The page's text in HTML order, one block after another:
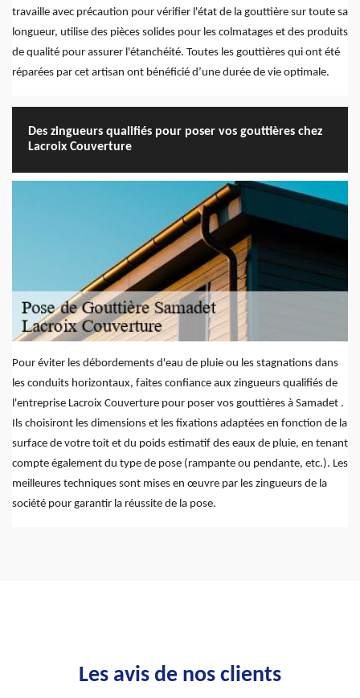
travaille avec précaution pour vérifier l'état de la gouttière sur toute sa
longueur, utilise des pièces solides pour les colmatages et des produits
de qualité pour assurer l'étanchéité. Toutes les gouttières qui ont été
réparées par cet artisan ont bénéficié d’une durée de vie optimale.
Des zingueurs qualifiés pour poser vos gouttières chez
Lacroix Couverture
Pour éviter les débordements d'eau de pluie ou les stagnations dans
les conduits horizontaux, faites confiance aux zingueurs qualifiés de
l'entreprise Lacroix Couverture pour poser vos gouttières à Samadet .
Ils choisiront les dimensions et les fixations adaptées en fonction de la
surface de votre toit et du poids estimatif des eaux de pluie, en tenant
compte également du type de pose (rampante ou pendante, etc.). Les
meilleures techniques sont mises en œuvre par les zingueurs de la
société pour garantir la réussite de la pose.
Les avis de nos clients